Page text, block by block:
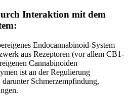
Interaktion mit dem
Endocannabinoid-System
aus Rezeptoren (vor allem CB1-
Cannabinoiden
ist an der Regulierung
Schmerzempfindung,